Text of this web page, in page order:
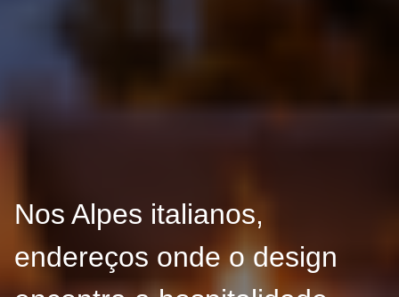
Nos Alpes italianos,
endereços onde o design